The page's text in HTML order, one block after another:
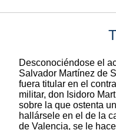
Desconociéndose el
Salvador Martínez de
fuera titular en el
militar, don Isidoro
sobre la que ostenta
hallársele en el de la
de Valencia, se le